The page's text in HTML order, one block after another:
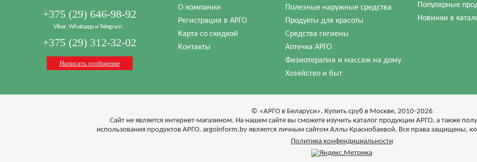
+375 (29) 646-98-92
Viber, Whatsapp и Telegram
+375 (29) 312-32-02
Написать сообщение
О компании
Регистрация в АРГО
Карта со скидкой
Контакты
Полезные наружные средства
Продукты для красоты
Средства гигиены
Аптечка АРГО
Физиотерапия и массаж на дому
Хозяйство и быт
Популярные
Новинки в
© «АРГО в Беларуси». Купить сруб в Москве, 2010-2026
Cайт не является интернет-магазином. На нашем сайте вы сможете изучить каталог продукции АРГО, а также
использования продуктов АРГО. argoinform.by является личным сайтом Аллы Краснобаевой. Все права защищены,
Политика конфендициальности